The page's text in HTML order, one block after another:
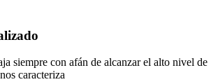
siempre con afán de alcanzar el alto nivel de
caracteriza